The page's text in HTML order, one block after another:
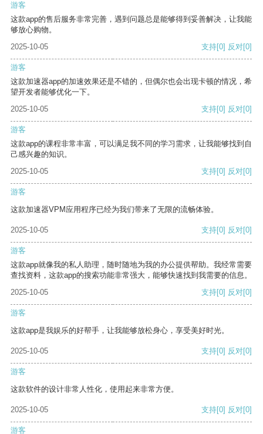
游客
这款app的售后服务非常完善，遇到问题总是能够得到妥善解决，让我能
够放心购物。
2025-10-05
支持[0] 反对[0]
游客
这款加速器app的加速效果还是不错的，但偶尔也会出现卡顿的情况，希
望开发者能够优化一下。
2025-10-05
支持[0] 反对[0]
游客
这款app的课程非常丰富，可以满足我不同的学习需求，让我能够找到自
己感兴趣的知识。
2025-10-05
支持[0] 反对[0]
游客
这款加速器VPM应用程序已经为我们带来了无限的流畅体验。
2025-10-05 支持[0] 反对[0]
游客
这款app就像我的私人助理，随时随地为我的办公提供帮助。我经常需要
查找资料，这款app的搜索功能非常强大，能够快速找到我需要的信息。
2025-10-05
支持[0] 反对[0]
游客
这款app是我娱乐的好帮手，让我能够放松身心，享受美好时光。
2025-10-05 支持[0] 反对[0]
游客
这款软件的设计非常人性化，使用起来非常方便。
2025-10-05 支持[0] 反对[0]
游客